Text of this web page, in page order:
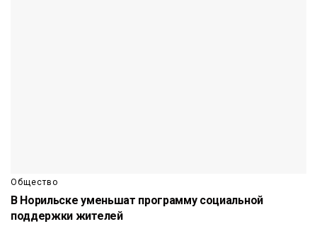
Общество
В Норильске уменьшат программу социальной
поддержки жителей